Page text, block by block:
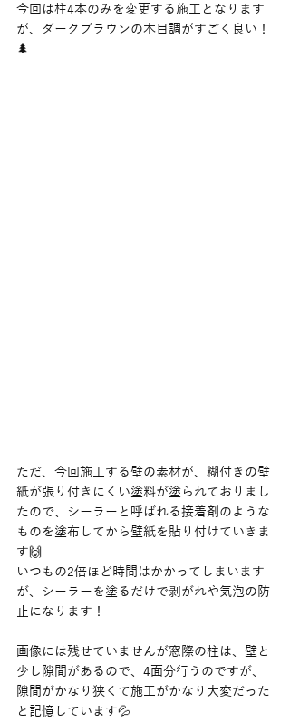
今回は柱4本のみを変更する施工となります
が、ダークブラウンの木目調がすごく良い！
🌲
ただ、今回施工する壁の素材が、糊付きの壁
紙が張り付きにくい塗料が塗られておりまし
たので、シーラーと呼ばれる接着剤のような
ものを塗布してから壁紙を貼り付けていきま
す🙌
いつもの2倍ほど時間はかかってしまいます
が、シーラーを塗るだけで剥がれや気泡の防
止になります！
画像には残せていませんが窓際の柱は、壁と
少し隙間があるので、4面分行うのですが、
隙間がかなり狭くて施工がかなり大変だった
と記憶しています💦